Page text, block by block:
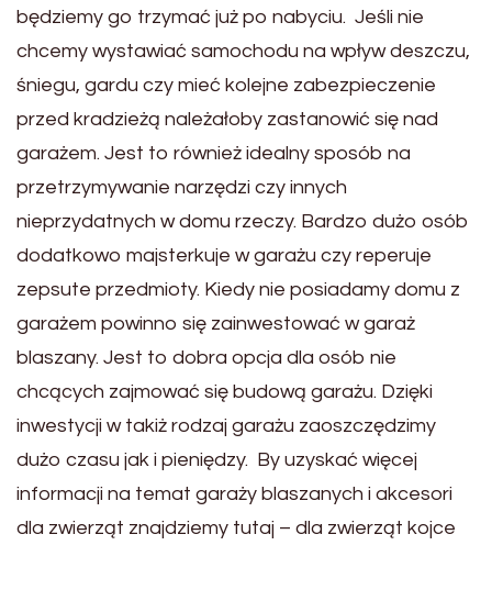
będziemy go trzymać już po nabyciu. Jeśli nie
chcemy wystawiać samochodu na wpływ deszczu,
śniegu, gardu czy mieć kolejne zabezpieczenie
przed kradzieżą należałoby zastanowić się nad
garażem. Jest to również idealny sposób na
przetrzymywanie narzędzi czy innych
nieprzydatnych w domu rzeczy. Bardzo dużo osób
dodatkowo majsterkuje w garażu czy reperuje
zepsute przedmioty. Kiedy nie posiadamy domu z
garażem powinno się zainwestować w garaż
blaszany. Jest to dobra opcja dla osób nie
chcących zajmować się budową garażu. Dzięki
inwestycji w takiż rodzaj garażu zaoszczędzimy
dużo czasu jak i pieniędzy. By uzyskać więcej
informacji na temat garaży blaszanych i akcesori
dla zwierząt znajdziemy tutaj – dla zwierząt kojce